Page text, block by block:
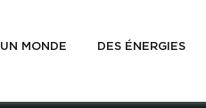
UN MONDE DES ÉNERGIES